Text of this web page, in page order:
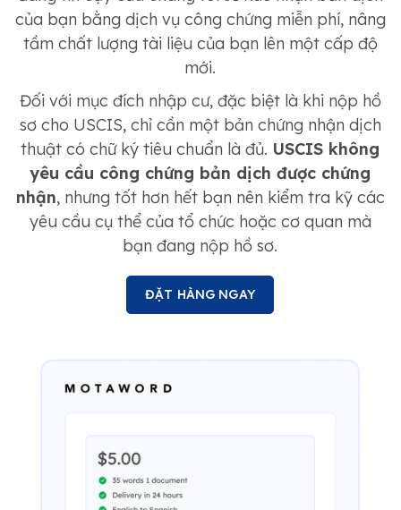
của bạn bằng dịch vụ công chứng miễn phí, nâng
tầm chất lượng tài liệu của bạn lên một cấp độ
mới.
Đối với mục đích nhập cư, đặc biệt là khi nộp hồ
sơ cho USCIS, chỉ cần một bản chứng nhận dịch
thuật có chữ ký tiêu chuẩn là đủ. USCIS không
yêu cầu công chứng bản dịch được chứng
nhận, nhưng tốt hơn hết bạn nên kiểm tra kỹ các
yêu cầu cụ thể của tổ chức hoặc cơ quan mà
bạn đang nộp hồ sơ.
ĐẶT HÀNG NGAY